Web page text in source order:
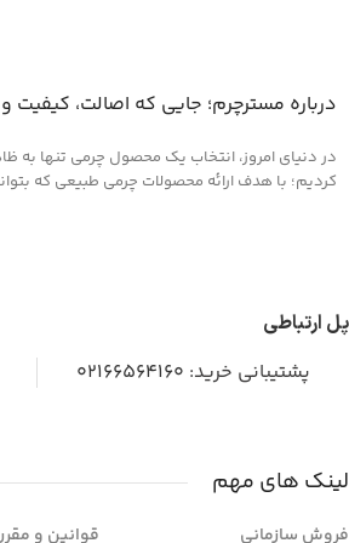
درباره مسترچرم؛ جایی که اصالت، کیفیت
در دنیای امروز، انتخاب یک محصول چرمی تنها به
کردیم؛ با هدف ارائه محصولات چرمی طبیعی که
پل ارتباطی
پشتیبانی خرید: 02166564160
لینک های مهم
فروش سازمانی قوانین و